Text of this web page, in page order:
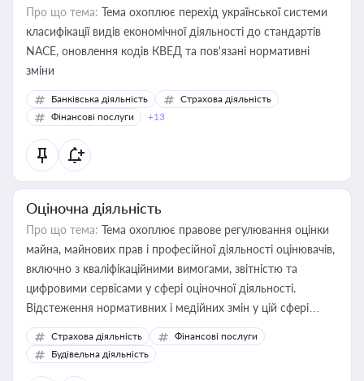
Про що тема: Тема охоплює перехід української системи
класифікації видів економічної діяльності до стандартів
NACE, оновлення кодів КВЕД та пов'язані нормативні
зміни
Банківська діяльність
Страхова діяльність
Фінансові послуги
+13
Оціночна діяльність
Про що тема: Тема охоплює правове регулювання оцінки
майна, майнових прав і професійної діяльності оцінювачів,
включно з кваліфікаційними вимогами, звітністю та
цифровими сервісами у сфері оціночної діяльності.
Відстеження нормативних і медійних змін у цій сфері
корисне для власника бізнесу, керівника, юриста або
бухгалтера під час оподаткування, приватизації, оренди
державного майна, корпоративних угод і перевірки
Страхова діяльність
Фінансові послуги
Будівельна діяльність